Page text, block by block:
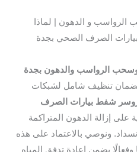
و الدهون | لماذا
الصحي بجدة
والدهون بجدة
تنظيف شامل لشبكات
بيارات الصرف
الدهون المتراكمة
ونوصي بالاعتماد على هذه
يضمن إعادة تدفق المياه